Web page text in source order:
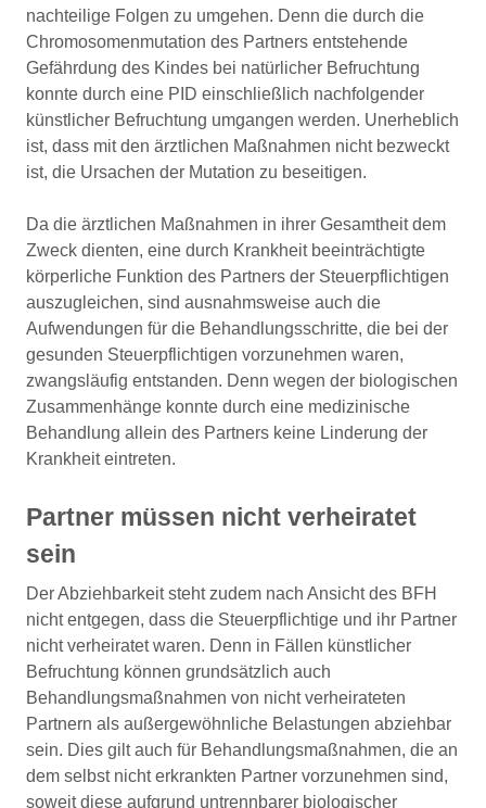
nachteilige Folgen zu umgehen. Denn die durch die
Chromosomenmutation des Partners entstehende
Gefährdung des Kindes bei natürlicher Befruchtung
konnte durch eine PID einschließlich nachfolgender
künstlicher Befruchtung umgangen werden. Unerheblich
ist, dass mit den ärztlichen Maßnahmen nicht bezweckt
ist, die Ursachen der Mutation zu beseitigen.
Da die ärztlichen Maßnahmen in ihrer Gesamtheit dem
Zweck dienten, eine durch Krankheit beeinträchtigte
körperliche Funktion des Partners der Steuerpflichtigen
auszugleichen, sind ausnahmsweise auch die
Aufwendungen für die Behandlungsschritte, die bei der
gesunden Steuerpflichtigen vorzunehmen waren,
zwangsläufig entstanden. Denn wegen der biologischen
Zusammenhänge konnte durch eine medizinische
Behandlung allein des Partners keine Linderung der
Krankheit eintreten.
Partner müssen nicht verheiratet
sein
Der Abziehbarkeit steht zudem nach Ansicht des BFH
nicht entgegen, dass die Steuerpflichtige und ihr Partner
nicht verheiratet waren. Denn in Fällen künstlicher
Befruchtung können grundsätzlich auch
Behandlungsmaßnahmen von nicht verheirateten
Partnern als außergewöhnliche Belastungen abziehbar
sein. Dies gilt auch für Behandlungsmaßnahmen, die an
dem selbst nicht erkrankten Partner vorzunehmen sind,
soweit diese aufgrund untrennbarer biologischer